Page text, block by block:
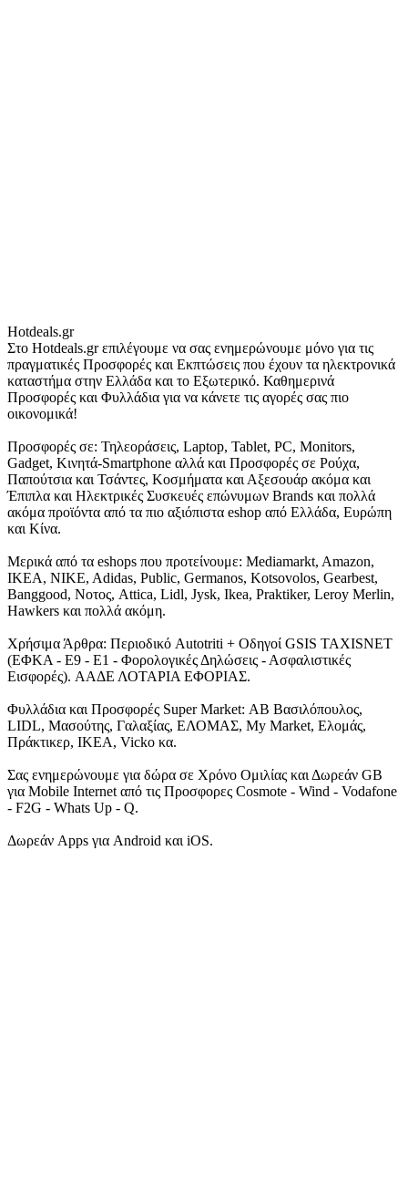
Hotdeals.gr
Στο Hotdeals.gr επιλέγουμε να σας ενημερώνουμε μόνο για τις
πραγματικές Προσφορές και Εκπτώσεις που έχουν τα ηλεκτρονικά
καταστήμα στην Ελλάδα και το Εξωτερικό. Καθημερινά
Προσφορές και Φυλλάδια για να κάνετε τις αγορές σας πιο
οικονομικά!
Προσφορές σε: Τηλεοράσεις, Laptop, Tablet, PC, Monitors,
Gadget, Κινητά-Smartphone αλλά και Προσφορές σε Ρούχα,
Παπούτσια και Τσάντες, Κοσμήματα και Αξεσουάρ ακόμα και
Έπιπλα και Ηλεκτρικές Συσκευές επώνυμων Brands και πολλά
ακόμα προϊόντα από τα πιο αξιόπιστα eshop από Ελλάδα, Ευρώπη
και Κίνα.
Μερικά από τα eshops που προτείνουμε: Mediamarkt, Amazon,
IKEA, NIKE, Adidas, Public, Germanos, Kotsovolos, Gearbest,
Banggood, Νοτος, Attica, Lidl, Jysk, Ikea, Praktiker, Leroy Merlin,
Hawkers και πολλά ακόμη.
Χρήσιμα Άρθρα: Περιοδικό Autotriti + Οδηγοί GSIS TAXISNET
(ΕΦΚΑ - Ε9 - Ε1 - Φορολογικές Δηλώσεις - Ασφαλιστικές
Εισφορές). ΑΑΔΕ ΛΟΤΑΡΙΑ ΕΦΟΡΙΑΣ.
Φυλλάδια και Προσφορές Super Market: ΑΒ Βασιλόπουλος,
LIDL, Μασούτης, Γαλαξίας, ΕΛΟΜΑΣ, My Market, Ελομάς,
Πράκτικερ, ΙΚΕΑ, Vicko κα.
Σας ενημερώνουμε για δώρα σε Χρόνο Ομιλίας και Δωρεάν GB
για Mobile Internet από τις Προσφορες Cosmote - Wind - Vodafone
- F2G - Whats Up - Q.
Δωρεάν Apps για Android και iOS.